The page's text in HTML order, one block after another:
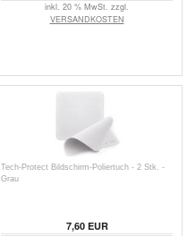
inkl. 20 % MwSt. zzgl.
VERSANDKOSTEN
Tech-Protect Bildschirm-Poliertuch - 2 Stk. -
Grau
7,60EUR